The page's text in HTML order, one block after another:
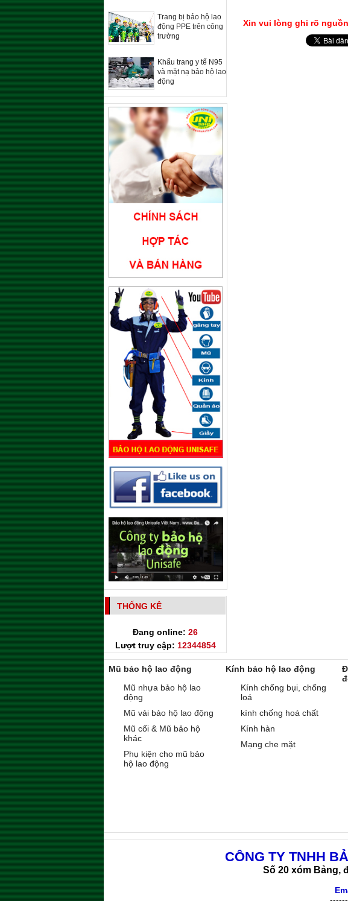
Trang bị bảo hộ lao
động PPE trên công
trường
Khẩu trang y tế N95
và mặt nạ bảo hộ lao
động
THỐNG KÊ
Đang online: 26
Lượt truy cập: 12344854
Xin vui lòng ghi rõ
Mũ bảo hộ lao động
Mũ nhựa bảo hộ lao
động
Mũ vải bảo hộ lao động
Mũ cối & Mũ bảo hộ
khác
Phụ kiện cho mũ bảo
hộ lao động
Kính bảo hộ lao động
Kính chống bụi, chống
loá
kính chống hoá chất
Kính hàn
Mạng che mặt
CÔNG TY TNHH
Số 20 xóm Bảng,